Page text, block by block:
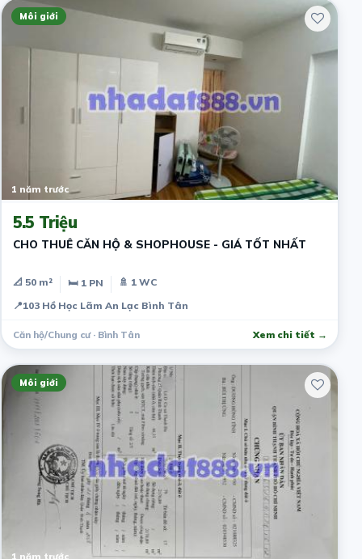
Môi giới
1 năm trước
5.5 Triệu
CHO THUÊ CĂN HỘ & SHOPHOUSE - GIÁ TỐT NHẤT
📐 50 m² 🛏 1 PN
🚿 1 WC
📍103 Hồ Học Lãm An Lạc Bình Tân
Căn hộ/Chung cư · Bình Tân Xem chi tiết →
Môi giới
1 năm trước